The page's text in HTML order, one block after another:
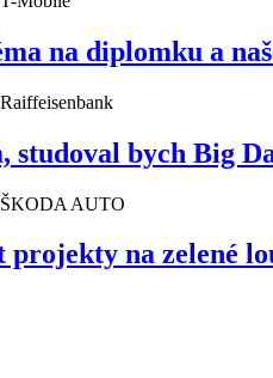
na diplomku a
studoval bych Big
ŠKODA AUTO
projekty na zelené